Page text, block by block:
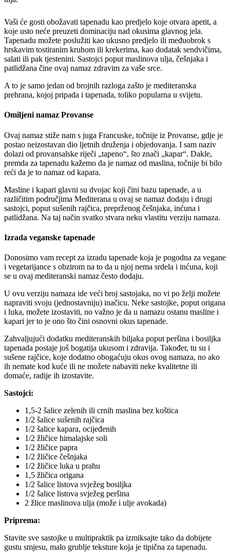
Vaši će gosti obožavati tapenadu kao predjelo koje otvara apetit, a
koje usto neće preuzeti dominaciju nad okusima glavnog jela.
Tapenadu možete poslužiti kao ukusno predjelo ili međuobrok s
hrskavim tostiranim kruhom ili krekerima, kao dodatak sendvičima,
salati ili pak tjestenini. Sastojci poput maslinova ulja, češnjaka i
patlidžana čine ovaj namaz zdravim za vaše srce.
A to je samo jedan od brojnih razloga zašto je mediteranska
prehrana, kojoj pripada i tapenada, toliko popularna u svijetu.
Omiljeni namaz Provanse
Ovaj namaz stiže nam s juga Francuske, točnije iz Provanse, gdje je
postao neizostavan dio ljetnih druženja i objedovanja. I sam naziv
dolazi od provansalske riječi „tapeno“, što znači „kapar“. Dakle,
premda za tapenadu kažemo da je namaz od maslina, točnije bi bilo
reći da je to namaz od kapara.
Masline i kapari glavni su dvojac koji čini bazu tapenade, a u
različitim područjima Mediterana u ovaj se namaz dodaju i drugi
sastojci, poput sušenih rajčica, preprženog češnjaka, inćuna i
patlidžana. Na taj način svatko stvara neku vlastitu verziju namaza.
Izrada veganske tapenade
Donosimo vam recept za izradu tapenade koja je pogodna za vegane
i vegetarijance s obzirom na to da u njoj nema srdela i inćuna, koji
se u ovaj mediteranski namaz često dodaju.
U ovu verziju namaza ide veći broj sastojaka, no vi po želji možete
napraviti svoju (jednostavniju) inačicu. Neke sastojke, poput origana
i luka, možete izostaviti, no važno je da u namazu ostanu masline i
kapari jer to je ono što čini osnovni okus tapenade.
Zahvaljujući dodatku mediteranskih biljaka poput peršina i bosiljka
tapenada postaje još bogatija ukusom i zdravija. Također, tu su i
sušene rajčice, koje dodatno obogaćuju okus ovog namaza, no ako
ih nemate kod kuće ili ne možete nabaviti neke kvalitetne ili
domaće, radije ih izostavite.
Sastojci:
1,5-2 šalice zelenih ili crnih maslina bez koštica
1/2 šalice sušenih rajčica
1/2 šalice kapara, ocijeđenih
1/2 žličice himalajske soli
1/2 žličice papra
1/2 žličice češnjaka
1/2 žličice luka u prahu
1,5 žličica origana
1/2 šalice listova svježeg bosiljka
1/2 šalice listova svježeg peršina
2 žlice maslinova ulja (može i ulje avokada)
Priprema:
Stavite sve sastojke u multipraktik pa izmiksajte tako da dobijete
gustu smjesu, malo grublje teksture koja je tipična za tapenadu.